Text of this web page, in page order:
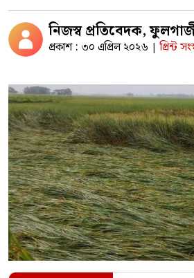
নিজস্ব প্রতিবেদক,
প্রকাশ : ৩০ এপ্রিল ২০২৬ | প্রিন্ট